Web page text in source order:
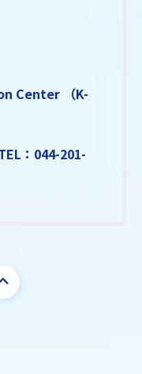
Center （K-
：044-201-